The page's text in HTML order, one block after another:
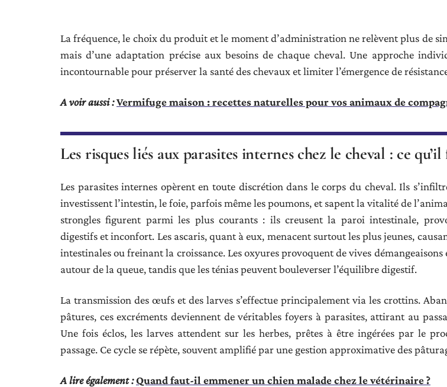
La fréquence, le choix du produit et le moment d’administration ne relèvent plus de
mais d’une adaptation précise aux besoins de chaque cheval. Une approche
incontournable pour préserver la santé des chevaux et limiter l’émergence de
A voir aussi :Vermifuge maison : recettes naturelles pour vos animaux de
Les risques liés aux parasites internes chez le cheval : ce
Les parasites internes opèrent en toute discrétion dans le corps du cheval. Ils
investissent l’intestin, le foie, parfois même les poumons, et sapent la vitalité de
strongles figurent parmi les plus courants : ils creusent la paroi intestinale,
digestifs et inconfort. Les ascaris, quant à eux, menacent surtout les plus jeunes,
intestinales ou freinant la croissance. Les oxyures provoquent de vives
autour de la queue, tandis que les ténias peuvent bouleverser l’équilibre digestif.
La transmission des œufs et des larves s’effectue principalement via les crottins.
pâtures, ces excréments deviennent de véritables foyers à parasites, attirant au
Une fois éclos, les larves attendent sur les herbes, prêtes à être ingérées par le
passage. Ce cycle se répète, souvent amplifié par une gestion approximative des
A lire également :Quand faut-il emmener un chien malade chez le vétérinaire ?